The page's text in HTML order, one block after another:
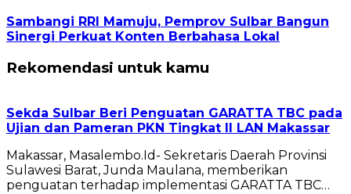
Sambangi RRI Mamuju, Pemprov Sulbar Bangun
Sinergi Perkuat Konten Berbahasa Lokal
Rekomendasi untuk kamu
Sekda Sulbar Beri Penguatan GARATTA TBC pada
Ujian dan Pameran PKN Tingkat II LAN Makassar
Makassar, Masalembo.Id- Sekretaris Daerah Provinsi
Sulawesi Barat, Junda Maulana, memberikan
penguatan terhadap implementasi GARATTA TBC…